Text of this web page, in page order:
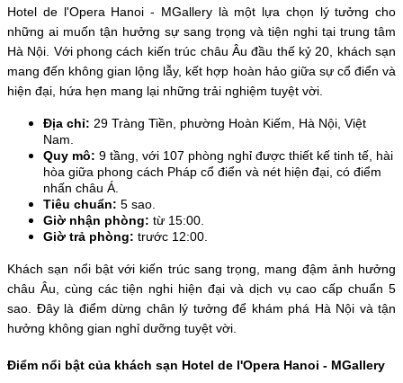
Hotel de l'Opera Hanoi - MGallery là một lựa chọn lý tưởng cho
những ai muốn tận hưởng sự sang trọng và tiện nghi tại trung tâm
Hà Nội. Với phong cách kiến trúc châu Âu đầu thế kỷ 20, khách sạn
mang đến không gian lộng lẫy, kết hợp hoàn hảo giữa sự cổ điển và
hiện đại, hứa hẹn mang lại những trải nghiệm tuyệt vời.
Địa chỉ: 29 Tràng Tiền, phường Hoàn Kiếm, Hà Nội, Việt
Nam.
Quy mô: 9 tầng, với 107 phòng nghỉ được thiết kế tinh tế, hài
hòa giữa phong cách Pháp cổ điển và nét hiện đại, có điểm
nhấn châu Á.
Tiêu chuẩn: 5 sao.
Giờ nhận phòng: từ 15:00.
Giờ trả phòng: trước 12:00.
Khách sạn nổi bật với kiến trúc sang trọng, mang đậm ảnh hưởng
châu Âu, cùng các tiện nghi hiện đại và dịch vụ cao cấp chuẩn 5
sao. Đây là điểm dừng chân lý tưởng để khám phá Hà Nội và tận
hưởng không gian nghỉ dưỡng tuyệt vời.
Điểm nổi bật của khách sạn Hotel de l'Opera Hanoi - MGallery